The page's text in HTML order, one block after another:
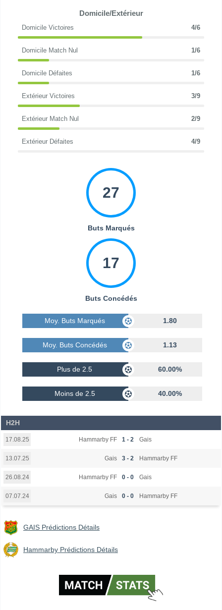
Domicile/Extérieur
Domicile Victoires 4/6
Domicile Match Nul 1/6
Domicile Défaites 1/6
Extérieur Victoires 3/9
Extérieur Match Nul 2/9
Extérieur Défaites 4/9
27
Buts Marqués
17
Buts Concédés
Moy. Buts Marqués 1.80
Moy. Buts Concédés 1.13
Plus de 2.5 60.00%
Moins de 2.5 40.00%
H2H
17.08.25 Hammarby FF 1 - 2 Gais
13.07.25 Gais 3 - 2 Hammarby FF
26.08.24 Hammarby FF 0 - 0 Gais
07.07.24 Gais 0 - 0 Hammarby FF
GAIS Prédictions Détails
Hammarby Prédictions Détails